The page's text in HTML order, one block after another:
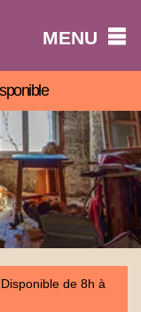
MENU
de 8h à